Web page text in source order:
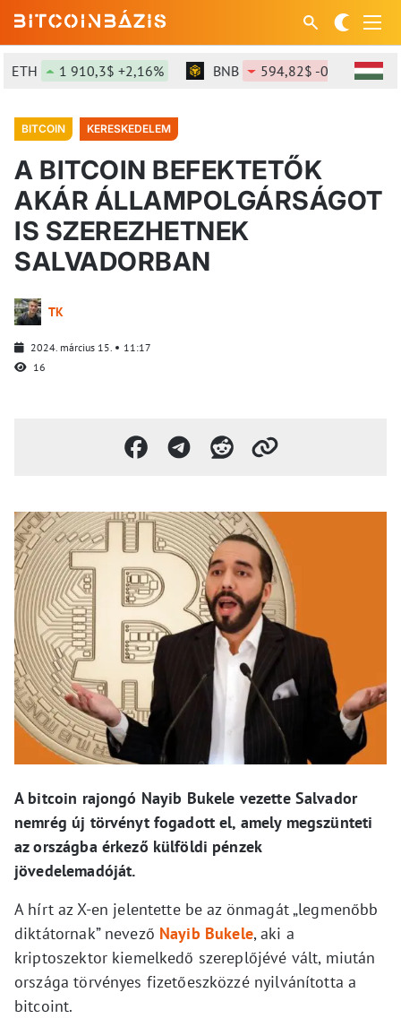
1 910,3$ +2,16% BNB 594,82$ -0,83%
BITCOIN KERESKEDELEM
A BITCOIN BEFEKTETŐK
AKÁR ÁLLAMPOLGÁRSÁGOT
IS SZEREZHETNEK
SALVADORBAN
TK
2024. március 15.
11:17
16
A bitcoin rajongó Nayib Bukele vezette Salvador
nemrég új törvényt fogadott el, amely megszünteti
az országba érkező külföldi pénzek
jövedelemadóját.
A hírt az X-en jelentette be az önmagát „legmenőbb
diktátornak” nevező Nayib Bukele, aki a
kriptoszektor kiemelkedő szereplőjévé vált, miután
országa törvényes fizetőeszközzé nyilvánította a
bitcoint.